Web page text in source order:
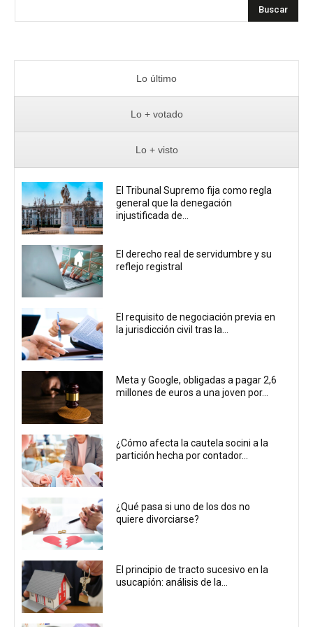
Buscar
Lo último
Lo + votado
Lo + visto
El Tribunal Supremo fija como regla
general que la denegación
injustificada de...
El derecho real de servidumbre y su
reflejo registral
El requisito de negociación previa en
la jurisdicción civil tras la...
Meta y Google, obligadas a pagar 2,6
millones de euros a una joven por...
¿Cómo afecta la cautela socini a la
partición hecha por contador...
¿Qué pasa si uno de los dos no
quiere divorciarse?
El principio de tracto sucesivo en la
usucapión: análisis de la...